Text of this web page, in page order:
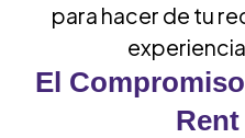
para hacer de tu
El
Rent